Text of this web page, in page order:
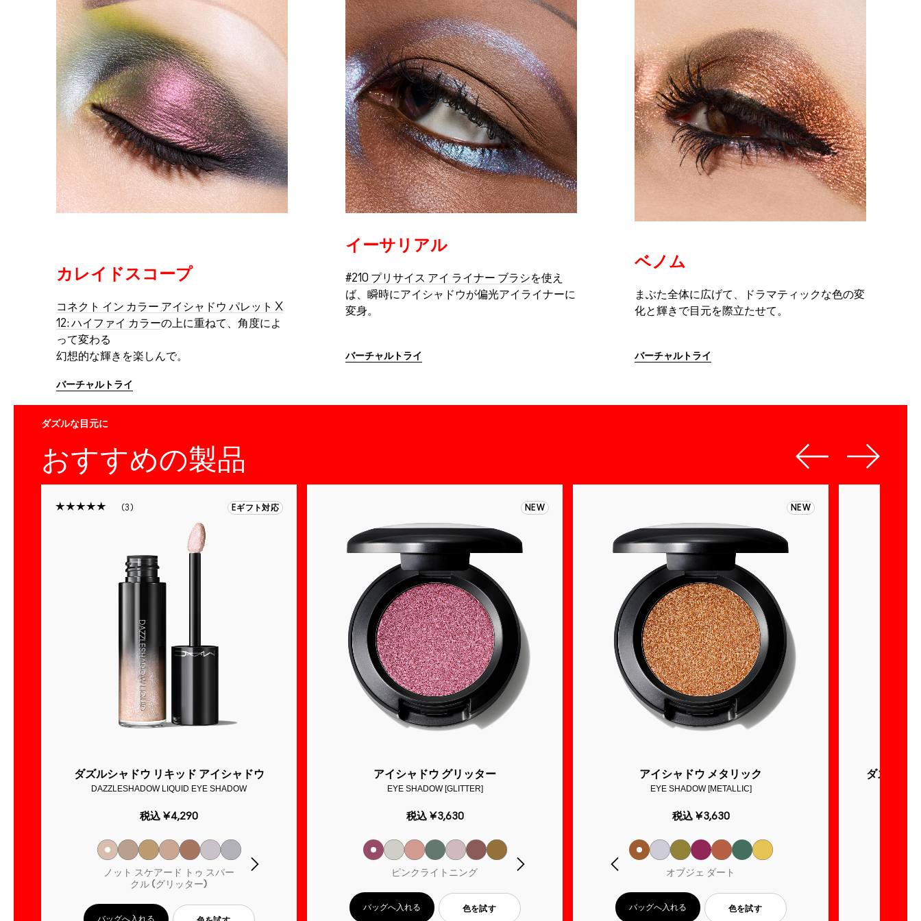
カレイドスコープ
コネクト イン カラー アイシャドウ パレット X
12: ハイファイ カラーの上に重ねて、角度によ
って変わる
幻想的な輝きを楽しんで。
バーチャルトライ
イーサリアル
#210 プリサイス アイ ライナー ブラシを使え
ば、瞬時にアイシャドウが偏光アイライナーに
変身。
バーチャルトライ
ベノム
まぶた全体に広げて、ドラマティックな色の変
化と輝きで目元を際立たせて。
バーチャルトライ
ダズルな目元に
おすすめの製品
3 Eギフト対応
ダズルシャドウ リキッド アイシャドウ
DAZZLESHADOW LIQUID EYE SHADOW
税込 ¥4,290
ノット スケアード トゥ スパー
クル (グリッター)
バッグへ入れる
NEW
アイシャドウ グリッター
EYE SHADOW [GLITTER]
税込 ¥3,630
ピンクライトニング
バッグへ入れる 色を試す
NEW
アイシャドウ メタリック
EYE SHADOW [METALLIC]
税込 ¥3,630
オブジェ ダート
バッグへ入れる 色を試す
ダズルシ